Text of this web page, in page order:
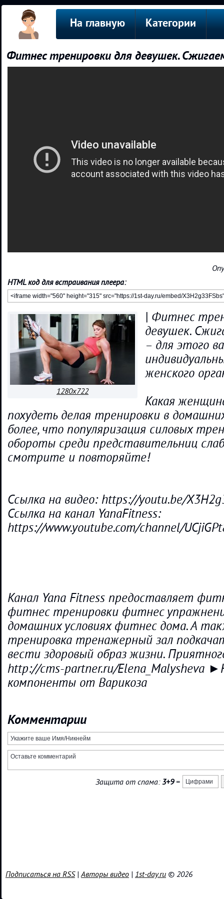
На главную Категории
Фитнес тренировки для девушек.
HTML код для встраивания плеера:
1280x722
| Фитнес
девушек.
– для этого
женского
Какая
похудеть делая тренировки в
более, что популяризация силовых
обороты среди представительниц
смотрите и повторяйте!
Ссылка на видео: https://youtu.be/
Ссылка на канал YanaFitness:
https://www.youtube.com/channel/
Канал Yana Fitness предоставляет
фитнес тренировки фитнес
домашних условиях фитнес дома. А
тренировка тренажерный зал
вести здоровый образ жизни.
http://cms-partner.ru/Elena_Malysheva
компоненты от Варикоза
Комментарии
Защита от спама:3+9=
Подписаться на RSS|Авторы видео | 1st-day.ru © 2026